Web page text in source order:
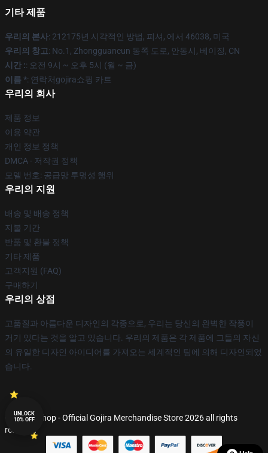
기타 제품
우리의 본사: 212175년 시각적인 방법, 피셔, 에서 46038, 미국
우리의 창고: No.1, Zhongguancun 동쪽 도로, 안동시, 베이징, CN
시간 :: 오전 9시 ~ 오후 5시 (월 ~ 금)
이름 *: 연락처gojira쇼핑 카트
우리의 회사
제품 정보
이용 약관
개인 정보 정책
DMCA - 저작권 정책
모델 번호: 공급망 투명성 행위
우리의 지원
배송 및 배송 정책
지불 기간
반품 및 환불 정책
기타 제품
고객지원 (FAQ)
구매하기
우리의 상점
고품질과 아름다운 디자인의 각종으로, 우리는 당신의 완벽한 작풍이
거기 있다는 것을 알고 있습니다. 우리의 제품은 각 제품에 그들의 자신
의 유일한 디자인 아이디어를 가져오는 세계적인 팀에 의해 디자인되었
습니다.
© Gojira Shop - Official Gojira Merchandise Store 2026 all rights
reserved
UNLOCK
10% OFF